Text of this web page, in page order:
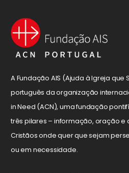
A Fundação AIS (Ajuda à Igreja
português da organização
in Need (ACN), uma fundação
três pilares – informação, oração e
Cristãos onde quer que sejam
ou em necessidade.